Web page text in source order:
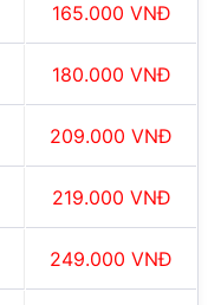
165.000 VNĐ
180.000 VNĐ
209.000 VNĐ
219.000 VNĐ
249.000 VNĐ